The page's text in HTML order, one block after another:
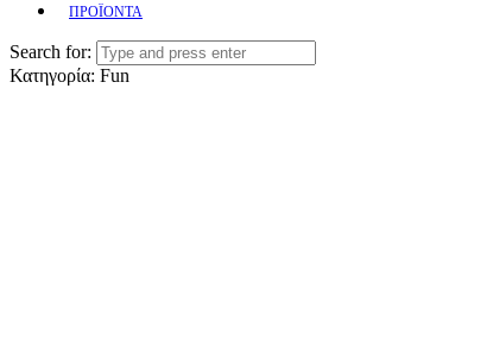
ΠΡΟΪΟΝΤΑ
Search for:
Κατηγορία: Fun